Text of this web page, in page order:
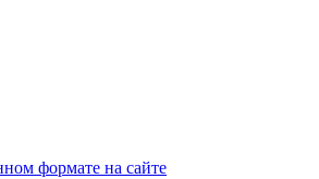
формате на сайте